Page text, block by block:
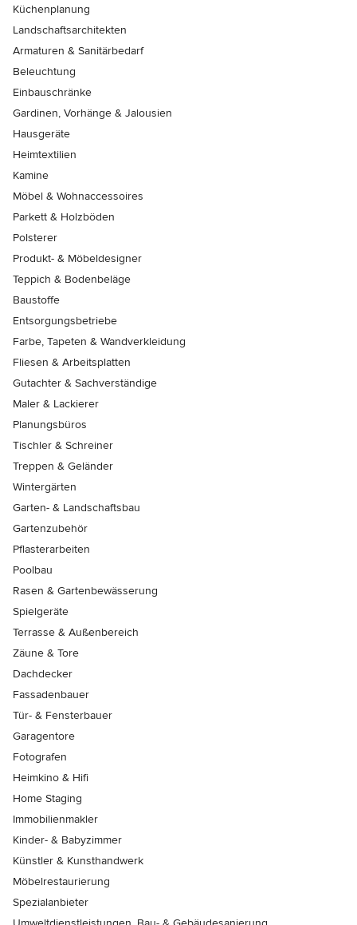
Küchenplanung
Landschaftsarchitekten
Armaturen & Sanitärbedarf
Beleuchtung
Einbauschränke
Gardinen, Vorhänge & Jalousien
Hausgeräte
Heimtextilien
Kamine
Möbel & Wohnaccessoires
Parkett & Holzböden
Polsterer
Produkt- & Möbeldesigner
Teppich & Bodenbeläge
Baustoffe
Entsorgungsbetriebe
Farbe, Tapeten & Wandverkleidung
Fliesen & Arbeitsplatten
Gutachter & Sachverständige
Maler & Lackierer
Planungsbüros
Tischler & Schreiner
Treppen & Geländer
Wintergärten
Garten- & Landschaftsbau
Gartenzubehör
Pflasterarbeiten
Poolbau
Rasen & Gartenbewässerung
Spielgeräte
Terrasse & Außenbereich
Zäune & Tore
Dachdecker
Fassadenbauer
Tür- & Fensterbauer
Garagentore
Fotografen
Heimkino & Hifi
Home Staging
Immobilienmakler
Kinder- & Babyzimmer
Künstler & Kunsthandwerk
Möbelrestaurierung
Spezialanbieter